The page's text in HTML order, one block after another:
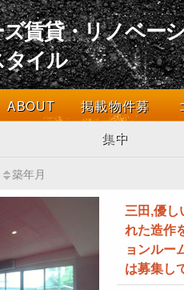
賃貸・リノベー
イル
ABOUT
掲載物件募
集中
築年月
三田,優し
れた造作
ョンルー
は募集し